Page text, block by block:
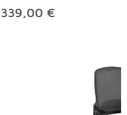
339,00 €